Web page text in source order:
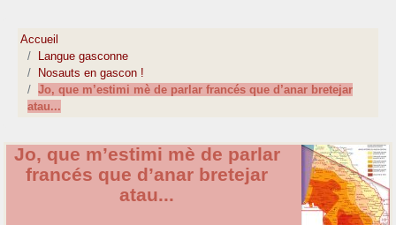
Accueil
Langue gasconne
Nosauts en gascon !
Jo, que m’estimi mè de parlar francés que d’anar bretejar
atau...
Jo, que m’estimi mè de parlar
francés que d’anar bretejar
atau...